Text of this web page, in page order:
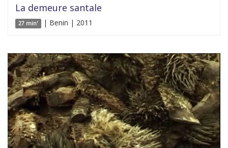
La demeure santale
27 min' | Benin | 2011